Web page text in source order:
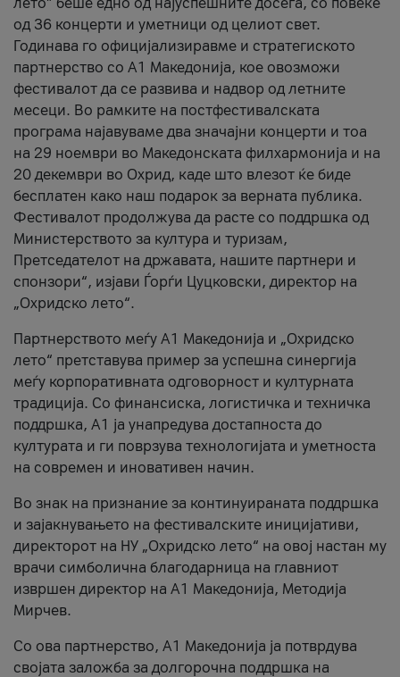
од 36 концерти и уметници од целиот свет.
Годинава го официјализиравме и стратегиското
партнерство со А1 Македонија, кое овозможи
фестивалот да се развива и надвор од летните
месеци. Во рамките на постфестивалската
програма најавуваме два значајни концерти и тоа
на 29 ноември во Македонската филхармонија и на
20 декември во Охрид, каде што влезот ќе биде
бесплатен како наш подарок за верната публика.
Фестивалот продолжува да расте со поддршка од
Министерството за култура и туризам,
Претседателот на државата, нашите партнери и
спонзори“, изјави Ѓорѓи Цуцковски, директор на
„Охридско лето“.
Партнерството меѓу A1 Македонија и „Охридско
лето“ претставува пример за успешна синергија
меѓу корпоративната одговорност и културната
традиција. Со финансиска, логистичка и техничка
поддршка, A1 ја унапредува достапноста до
културата и ги поврзува технологијата и уметноста
на современ и иновативен начин.
Во знак на признание за континуираната поддршка
и зајакнувањето на фестивалските иницијативи,
директорот на НУ „Охридско лето“ на овој настан му
врачи симболична благодарница на главниот
извршен директор на A1 Македонија, Методија
Мирчев.
Со ова партнерство, A1 Македонија ја потврдува
својата заложба за долгорочна поддршка на